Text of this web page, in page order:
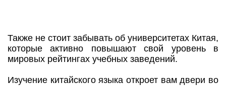
Также не стоит забывать об университетах Китая,
которые активно повышают свой уровень в
мировых рейтингах учебных заведений.
Изучение китайского языка откроет вам двери во